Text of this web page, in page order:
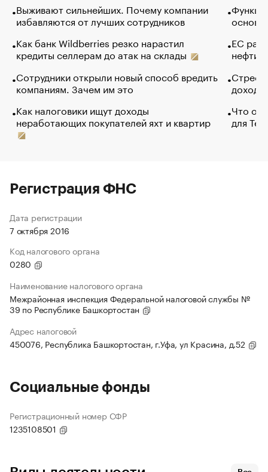
Выживают сильнейших. Почему компании
избавляются от лучших сотрудников
Как банк Wildberries резко нарастил
кредиты селлерам до атак на склады
Сотрудники открыли новый способ вредить
компаниям. Зачем им это
Как налоговики ищут доходы
неработающих покупателей яхт и квартир
основ
ЕС
нефти
Что
для
Регистрация ФНС
Дата регистрации
7 октября 2016
Код налогового органа
0280
Наименование налогового органа
Межрайонная инспекция Федеральной налоговой службы №
39 по Республике Башкортостан
Адрес налоговой
450076, Республика Башкортостан, г.Уфа, ул Красина, д.52
Социальные фонды
Регистрационный номер СФР
1235108501